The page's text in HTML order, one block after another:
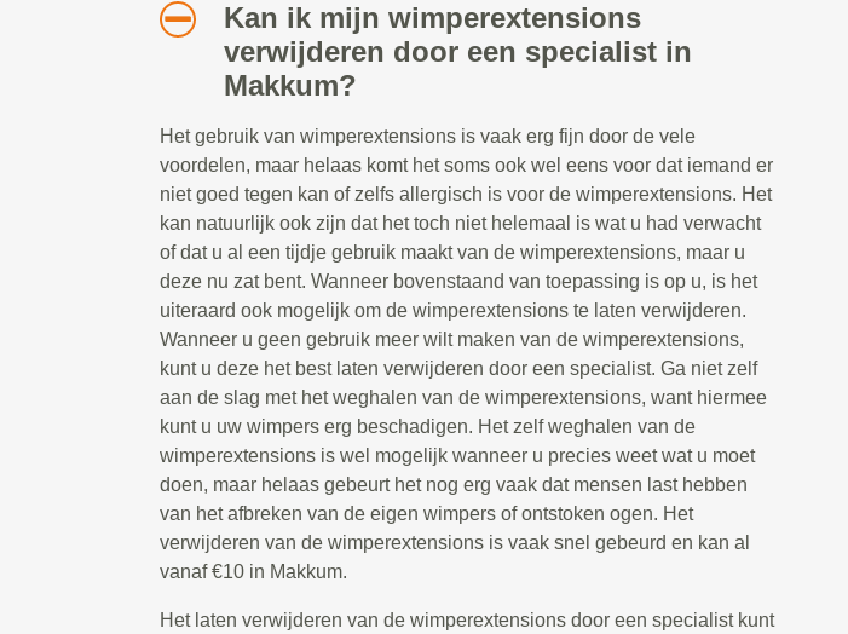
Kan ik mijn wimperextensions
verwijderen door een specialist in
Makkum?
Het gebruik van wimperextensions is vaak erg fijn door de vele
voordelen, maar helaas komt het soms ook wel eens voor dat iemand er
niet goed tegen kan of zelfs allergisch is voor de wimperextensions. Het
kan natuurlijk ook zijn dat het toch niet helemaal is wat u had verwacht
of dat u al een tijdje gebruik maakt van de wimperextensions, maar u
deze nu zat bent. Wanneer bovenstaand van toepassing is op u, is het
uiteraard ook mogelijk om de wimperextensions te laten verwijderen.
Wanneer u geen gebruik meer wilt maken van de wimperextensions,
kunt u deze het best laten verwijderen door een specialist. Ga niet zelf
aan de slag met het weghalen van de wimperextensions, want hiermee
kunt u uw wimpers erg beschadigen. Het zelf weghalen van de
wimperextensions is wel mogelijk wanneer u precies weet wat u moet
doen, maar helaas gebeurt het nog erg vaak dat mensen last hebben
van het afbreken van de eigen wimpers of ontstoken ogen. Het
verwijderen van de wimperextensions is vaak snel gebeurd en kan al
vanaf €10 in Makkum.
Het laten verwijderen van de wimperextensions door een specialist kunt